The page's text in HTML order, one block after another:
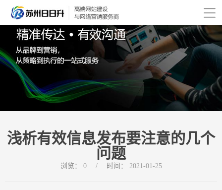
浅析有效信息发布要注意的几个
问题
浏览： 0 / 时间： 2021-01-25